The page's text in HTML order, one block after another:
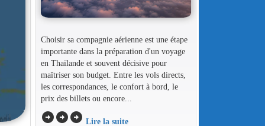
Choisir sa compagnie aérienne est une étape
importante dans la préparation d'un voyage
en Thaïlande et souvent décisive pour
maîtriser son budget. Entre les vols directs,
les correspondances, le confort à bord, le
prix des billets ou encore...
arrow_circle_rightarrow_circle_rightarrow_circle_right Lire la suite